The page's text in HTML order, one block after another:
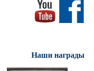
Наши награды